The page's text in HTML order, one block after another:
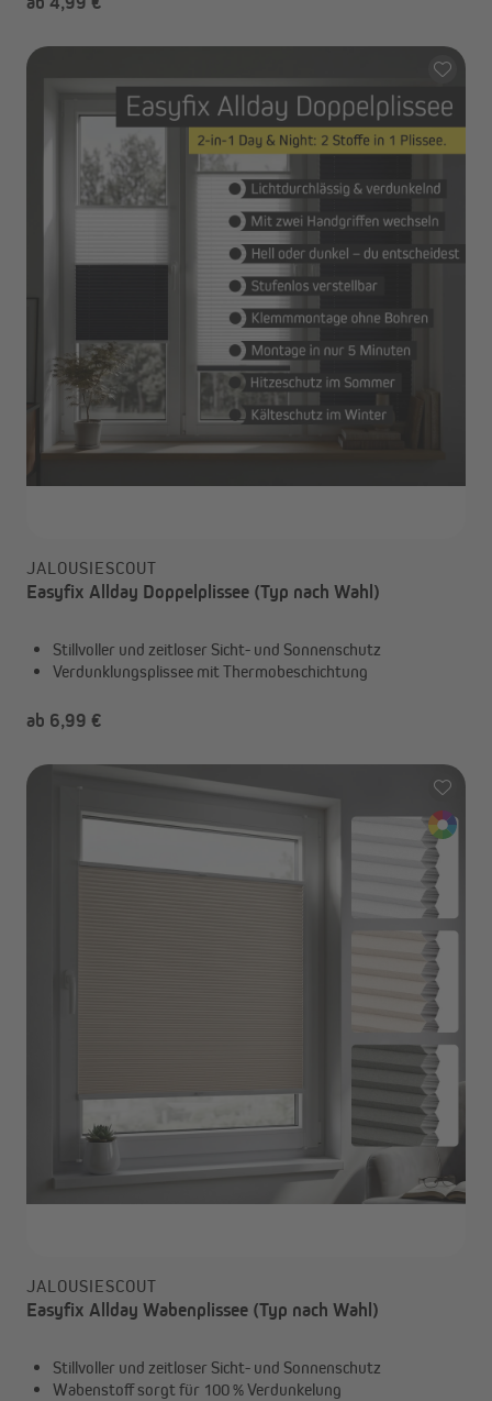
JALOUSIESCOUT
Easyfix Allday Doppelplissee (Typ nach Wahl)
Stillvoller und zeitloser Sicht- und Sonnenschutz
Verdunklungsplissee mit Thermobeschichtung
ab 6,99 €
JALOUSIESCOUT
Easyfix Allday Wabenplissee (Typ nach Wahl)
Stillvoller und zeitloser Sicht- und Sonnenschutz
Wabenstoff sorgt für 100 % Verdunkelung